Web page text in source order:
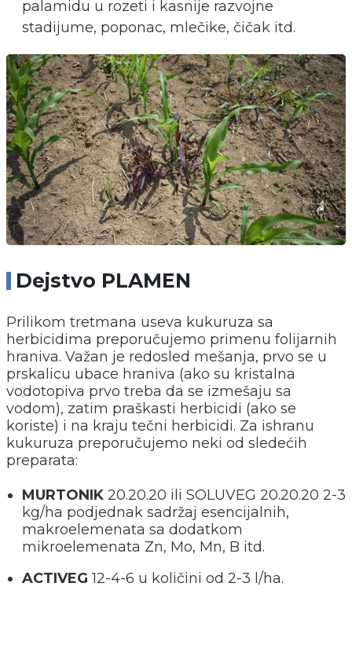
palamidu u rozeti i kasnije razvojne
stadijume, poponac, mlečike, čičak itd.
Dejstvo PLAMEN
Prilikom tretmana useva kukuruza sa
herbicidima preporučujemo primenu folijarnih
hraniva. Važan je redosled mešanja, prvo se u
prskalicu ubace hraniva (ako su kristalna
vodotopiva prvo treba da se izmešaju sa
vodom), zatim praškasti herbicidi (ako se
koriste) i na kraju tečni herbicidi. Za ishranu
kukuruza preporučujemo neki od sledećih
preparata:
MURTONIK 20.20.20 ili SOLUVEG 20.20.20 2-3
kg/ha podjednak sadržaj esencijalnih,
makroelemenata sa dodatkom
mikroelemenata Zn, Mo, Mn, B itd.
ACTIVEG 12-4-6 u količini od 2-3 l/ha.